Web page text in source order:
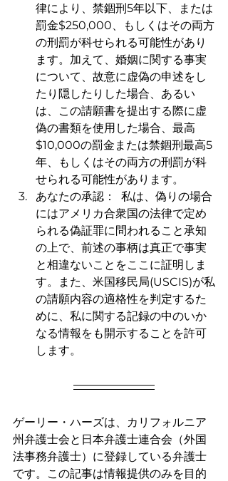
律により、禁錮刑5年以下、または
罰金$250,000、もしくはその両方
の刑罰が科せられる可能性があり
ます。加えて、婚姻に関する事実
について、故意に虚偽の申述をし
たり隠したりした場合、あるい
は、この請願書を提出する際に虚
偽の書類を使用した場合、最高
$10,000の罰金または禁錮刑最高5
年、もしくはその両方の刑罰が科
せられる可能性があります。
あなたの承認：  私は、偽りの場合
にはアメリカ合衆国の法律で定め
られる偽証罪に問われること承知
の上で、前述の事柄は真正で事実
と相違ないことをここに証明しま
す。また、米国移民局(USCIS)が私
の請願内容の適格性を判定するた
めに、私に関する記録の中のいか
なる情報をも開示することを許可
します。
ゲーリー・ハーズは、カリフォルニア
州弁護士会と日本弁護士連合会（外国
法事務弁護士）に登録している弁護士
です。この記事は情報提供のみを目的